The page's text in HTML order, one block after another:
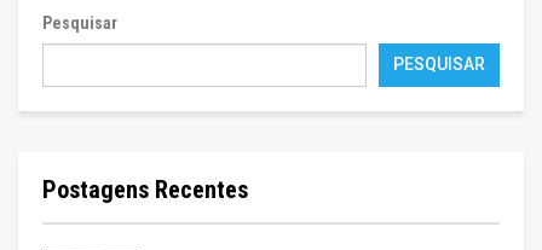
Pesquisar
PESQUISAR
Postagens Recentes